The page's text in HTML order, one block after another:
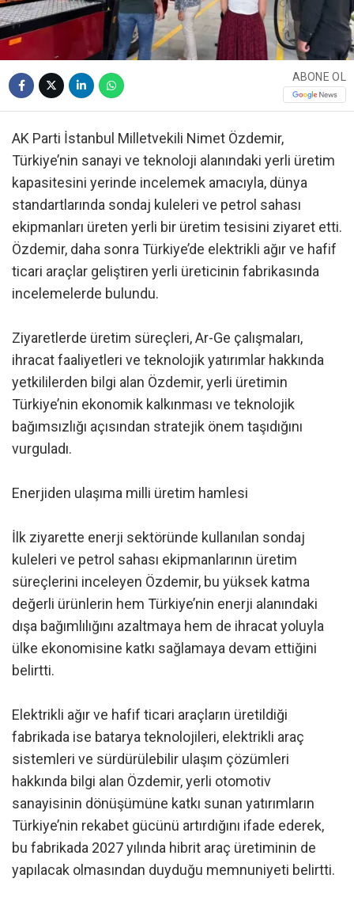
ABONE OL
AK Parti İstanbul Milletvekili Nimet Özdemir,
Türkiye’nin sanayi ve teknoloji alanındaki yerli üretim
kapasitesini yerinde incelemek amacıyla, dünya
standartlarında sondaj kuleleri ve petrol sahası
ekipmanları üreten yerli bir üretim tesisini ziyaret etti.
Özdemir, daha sonra Türkiye’de elektrikli ağır ve hafif
ticari araçlar geliştiren yerli üreticinin fabrikasında
incelemelerde bulundu.
Ziyaretlerde üretim süreçleri, Ar-Ge çalışmaları,
ihracat faaliyetleri ve teknolojik yatırımlar hakkında
yetkililerden bilgi alan Özdemir, yerli üretimin
Türkiye’nin ekonomik kalkınması ve teknolojik
bağımsızlığı açısından stratejik önem taşıdığını
vurguladı.
Enerjiden ulaşıma milli üretim hamlesi
İlk ziyarette enerji sektöründe kullanılan sondaj
kuleleri ve petrol sahası ekipmanlarının üretim
süreçlerini inceleyen Özdemir, bu yüksek katma
değerli ürünlerin hem Türkiye’nin enerji alanındaki
dışa bağımlılığını azaltmaya hem de ihracat yoluyla
ülke ekonomisine katkı sağlamaya devam ettiğini
belirtti.
Elektrikli ağır ve hafif ticari araçların üretildiği
fabrikada ise batarya teknolojileri, elektrikli araç
sistemleri ve sürdürülebilir ulaşım çözümleri
hakkında bilgi alan Özdemir, yerli otomotiv
sanayisinin dönüşümüne katkı sunan yatırımların
Türkiye’nin rekabet gücünü artırdığını ifade ederek,
bu fabrikada 2027 yılında hibrit araç üretiminin de
yapılacak olmasından duyduğu memnuniyeti belirtti.